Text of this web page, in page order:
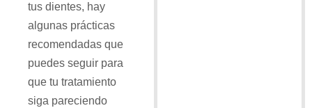
tus dientes, hay
algunas prácticas
recomendadas que
puedes seguir para
que tu tratamiento
siga pareciendo